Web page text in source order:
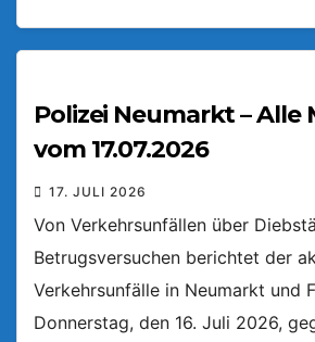
Polizei Neumarkt – Alle
vom 17.07.2026
17. JULI 2026
Von Verkehrsunfällen über
Betrugsversuchen berichtet der
Verkehrsunfälle in Neumarkt und
Donnerstag, den 16. Juli 2026,